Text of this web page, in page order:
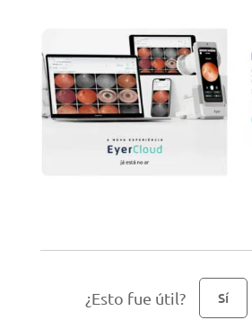
¿Esto fue útil? Sí